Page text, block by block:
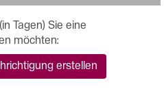
Tagen) Sie eine
möchten:
erstellen